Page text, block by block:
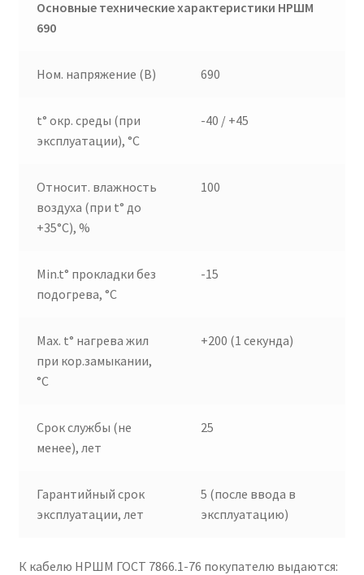
Основные технические характеристики НРШМ
690
Ном. напряжение (В) 690
t° окр. среды (при
эксплуатации), °C
-40 / +45
Относит. влажность
воздуха (при t° до
+35°C), %
100
Min.t° прокладки без
подогрева, °C
-15
Max. t° нагрева жил
при кор.замыкании,
°C
+200 (1 секунда)
Срок службы (не
менее), лет
25
Гарантийный срок
эксплуатации, лет
5 (после ввода в
эксплуатацию)
К кабелю НРШМ ГОСТ 7866.1-76 покупателю выдаются: